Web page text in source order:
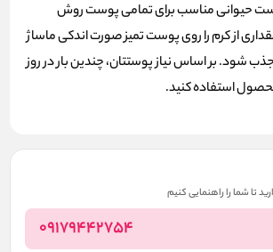
حیوانی مناسب برای تمامی پوست‌ روش
از کرم را روی پوست تمیز صورت اندکی ماساژ
شود. بر اساس نیاز پوستتان، چندین بار در روز
استفاده کنید.
تا شما را راهنمایی کنیم
09179442754